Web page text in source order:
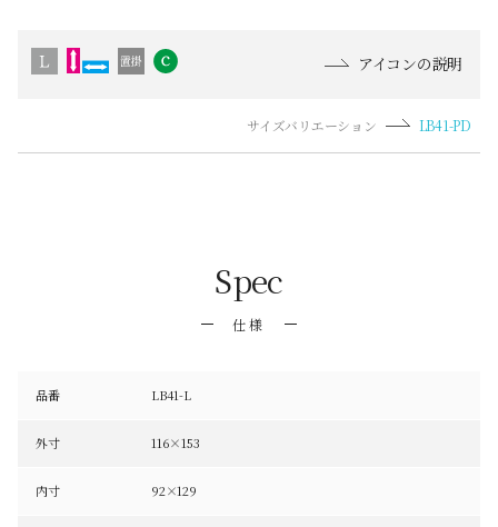
アイコンの説明
サイズバリエーション LB41-PD
Spec
仕様
品番 LB41-L
外寸 116×153
内寸 92×129